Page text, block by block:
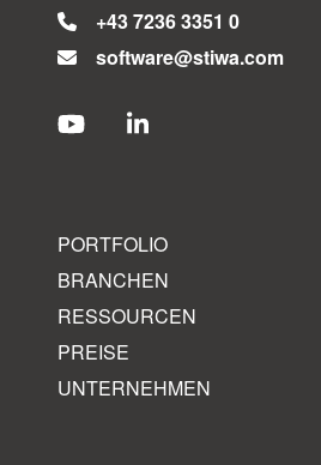
+43 7236 3351 0
software@stiwa.com
PORTFOLIO
BRANCHEN
RESSOURCEN
PREISE
UNTERNEHMEN